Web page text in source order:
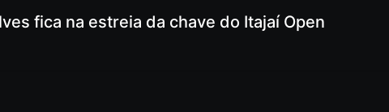
fica na estreia da chave do Itajaí Open